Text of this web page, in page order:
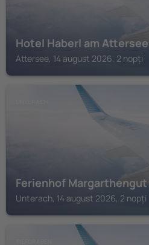
Hotel Haberl am Attersee
Attersee, 14 august 2026, 2 nopți
Ferienhof Margarthengut
Unterach, 14 august 2026, 2 nopți